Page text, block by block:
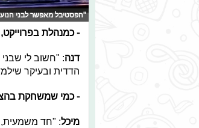
"הפסטיבל מאפשר לבני
- כמנהלת
דנה: "חשוב לי
הדדית ובעיקר
- כמי שמשחקת
מיכל: "חד משמעית,